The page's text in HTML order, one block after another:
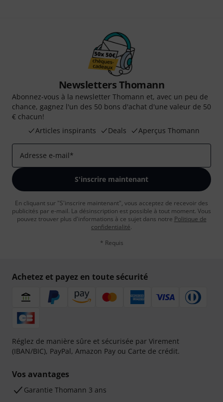
Newsletters Thomann
Abonnez-vous à la newsletter Thomann et, avec un peu de
chance, gagnez l'un des 50 bons d'achat d'une valeur de 50
€ chacun!
Articles inspirants
Deals Aperçus Thomann
Adresse e-mail*
S'inscrire maintenant
En cliquant sur "S'inscrire maintenant", vous acceptez de recevoir des
publicités par e-mail. La désinscription est possible à tout moment. Vous
pouvez trouver plus d'informations à ce sujet dans notre Politique de
confidentialité.
* Requis
Achetez et payez en toute sécurité
Réglez de manière sûre et sécurisée par Virement
(IBAN/BIC), PayPal, Amazon Pay ou Carte de crédit.
Vos avantages
Ga­ran­tie Thomann 3 ans